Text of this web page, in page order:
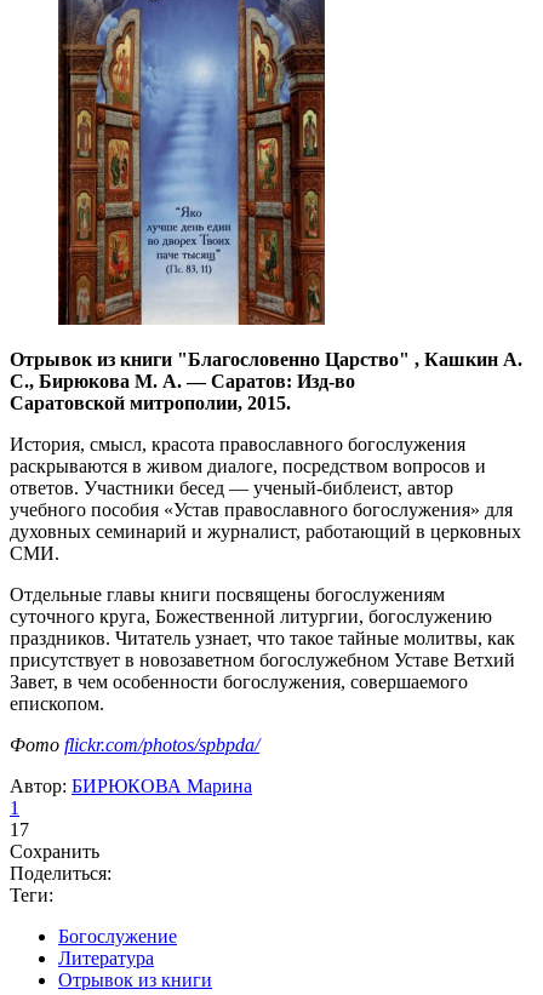
Отрывок из книги "Благословенно Царство" , Кашкин А.
С., Бирюкова М. А. — Саратов: Изд-во
Саратовской митрополии, 2015.
История, смысл, красота православного богослужения
раскрываются в живом диалоге, посредством вопросов и
ответов. Участники бесед — ученый-библеист, автор
учебного пособия «Устав православного богослужения» для
духовных семинарий и журналист, работающий в церковных
СМИ.
Отдельные главы книги посвящены богослужениям
суточного круга, Божественной литургии, богослужению
праздников. Читатель узнает, что такое тайные молитвы, как
присутствует в новозаветном богослужебном Уставе Ветхий
Завет, в чем особенности богослужения, совершаемого
епископом.
Фото flickr.com/photos/spbpda/
Автор: БИРЮКОВА Марина
1
17
Сохранить
Поделиться:
Теги:
Богослужение
Литература
Отрывок из книги